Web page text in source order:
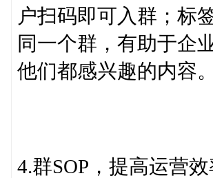
户扫码即可入群；标
同一个群，有助于企
他们都感兴趣的内容。
4.群SOP，提高运营